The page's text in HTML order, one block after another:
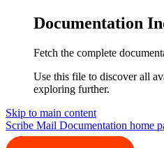
Documentation
Fetch the complete
Use this file to discover all
exploring further.
Skip to main content
Scribe Mail Documentation home